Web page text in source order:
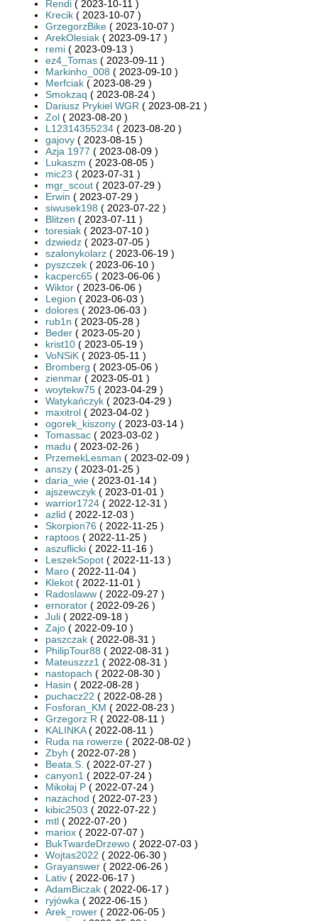
Rendi ( 2023-10-11 )
Krecik ( 2023-10-07 )
GrzegorzBike ( 2023-10-07 )
ArekOlesiak ( 2023-09-17 )
remi ( 2023-09-13 )
ez4_Tomas ( 2023-09-11 )
Markinho_008 ( 2023-09-10 )
Merfciak ( 2023-08-29 )
Smokzaq ( 2023-08-24 )
Dariusz Prykiel WGR ( 2023-08-21 )
Zol ( 2023-08-20 )
L12314355234 ( 2023-08-20 )
gajovy ( 2023-08-15 )
Azja 1977 ( 2023-08-09 )
Lukaszm ( 2023-08-05 )
mic23 ( 2023-07-31 )
mgr_scout ( 2023-07-29 )
Erwin ( 2023-07-29 )
siwusek198 ( 2023-07-22 )
Blitzen ( 2023-07-11 )
toresiak ( 2023-07-10 )
dzwiedz ( 2023-07-05 )
szalonykolarz ( 2023-06-19 )
pyszczek ( 2023-06-10 )
kacperc65 ( 2023-06-06 )
Wiktor ( 2023-06-06 )
Legion ( 2023-06-03 )
dolores ( 2023-06-03 )
rub1n ( 2023-05-28 )
Beder ( 2023-05-20 )
krist10 ( 2023-05-19 )
VoNSiK ( 2023-05-11 )
Bromberg ( 2023-05-06 )
zienmar ( 2023-05-01 )
woytekw75 ( 2023-04-29 )
Watykańczyk ( 2023-04-29 )
maxitrol ( 2023-04-02 )
ogorek_kiszony ( 2023-03-14 )
Tomassac ( 2023-03-02 )
madu ( 2023-02-26 )
PrzemekLesman ( 2023-02-09 )
anszy ( 2023-01-25 )
daria_wie ( 2023-01-14 )
ajszewczyk ( 2023-01-01 )
warrior1724 ( 2022-12-31 )
azlid ( 2022-12-03 )
Skorpion76 ( 2022-11-25 )
raptoos ( 2022-11-25 )
aszuflicki ( 2022-11-16 )
LeszekSopot ( 2022-11-13 )
Maro ( 2022-11-04 )
Klekot ( 2022-11-01 )
Radoslaww ( 2022-09-27 )
ernorator ( 2022-09-26 )
Juli ( 2022-09-18 )
Zajo ( 2022-09-10 )
paszczak ( 2022-08-31 )
PhilipTour88 ( 2022-08-31 )
Mateuszzz1 ( 2022-08-31 )
nastopach ( 2022-08-30 )
Hasin ( 2022-08-28 )
puchacz22 ( 2022-08-28 )
Fosforan_KM ( 2022-08-23 )
Grzegorz R ( 2022-08-11 )
KALINKA( 2022-08-11 )
Ruda na rowerze ( 2022-08-02 )
Zbyh ( 2022-07-28 )
Beata.S. ( 2022-07-27 )
canyon1 ( 2022-07-24 )
Mikołaj P ( 2022-07-24 )
nazachod ( 2022-07-23 )
kibic2503 ( 2022-07-22 )
mtl ( 2022-07-20 )
mariox ( 2022-07-07 )
BukTwardeDrzewo ( 2022-07-03 )
Wojtas2022 ( 2022-06-30 )
Grayanswer ( 2022-06-26 )
Lativ ( 2022-06-17 )
AdamBiczak ( 2022-06-17 )
ryjówka ( 2022-06-15 )
Arek_rower ( 2022-06-05 )